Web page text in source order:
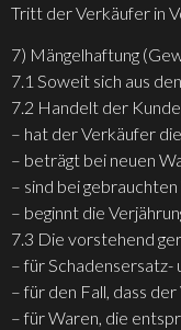
Tritt der Verkäufer in
7) Mängelhaftung
7.1 Soweit sich aus
7.2 Handelt der
– hat der Verkäufer
– beträgt bei neuen
– sind bei
– beginnt die
7.3 Die vorstehend
– für Schadensersatz-
– für den Fall, dass
– für Waren, die